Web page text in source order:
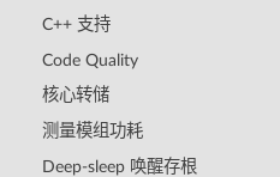
C++ 支持
Code Quality
核心转储
测量模组功耗
Deep-sleep 唤醒存根